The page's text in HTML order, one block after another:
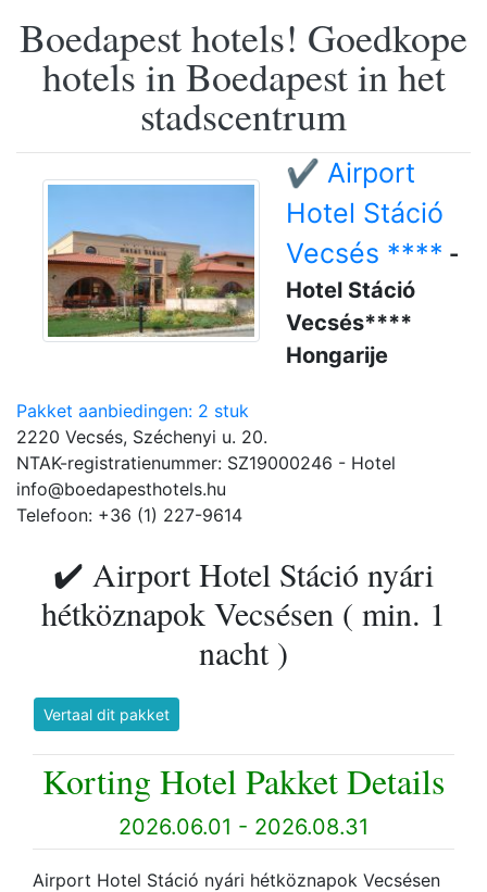
Boedapest hotels! Goedkope
hotels in Boedapest in het
stadscentrum
✔️ Airport
Hotel Stáció
Vecsés **** -
Hotel Stáció
Vecsés****
Hongarije
Pakket aanbiedingen: 2 stuk
2220 Vecsés, Széchenyi u. 20.
NTAK-registratienummer: SZ19000246 - Hotel
info@boedapesthotels.hu
Telefoon: +36 (1) 227-9614
✔️ Airport Hotel Stáció nyári
hétköznapok Vecsésen ( min. 1
nacht )
Vertaal dit pakket
Korting Hotel Pakket Details
2026.06.01 - 2026.08.31
Airport Hotel Stáció nyári hétköznapok Vecsésen